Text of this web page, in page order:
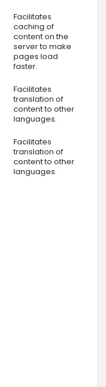
Facilitates
caching of
content on the
server to make
pages load
faster.
Facilitates
translation of
content to other
languages.
Facilitates
translation of
content to other
languages.